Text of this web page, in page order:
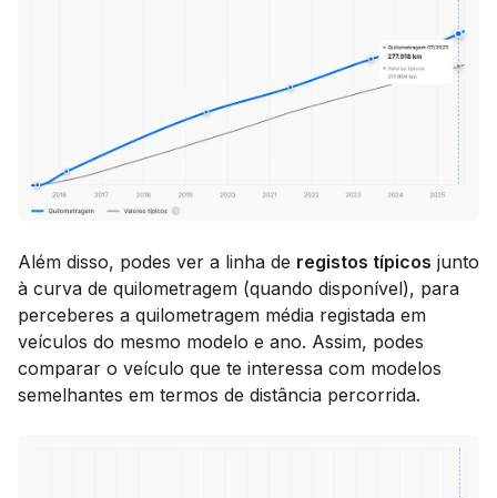
Além disso, podes ver a linha de registos típicos junto
à curva de quilometragem (quando disponível), para
perceberes a quilometragem média registada em
veículos do mesmo modelo e ano. Assim, podes
comparar o veículo que te interessa com modelos
semelhantes em termos de distância percorrida.